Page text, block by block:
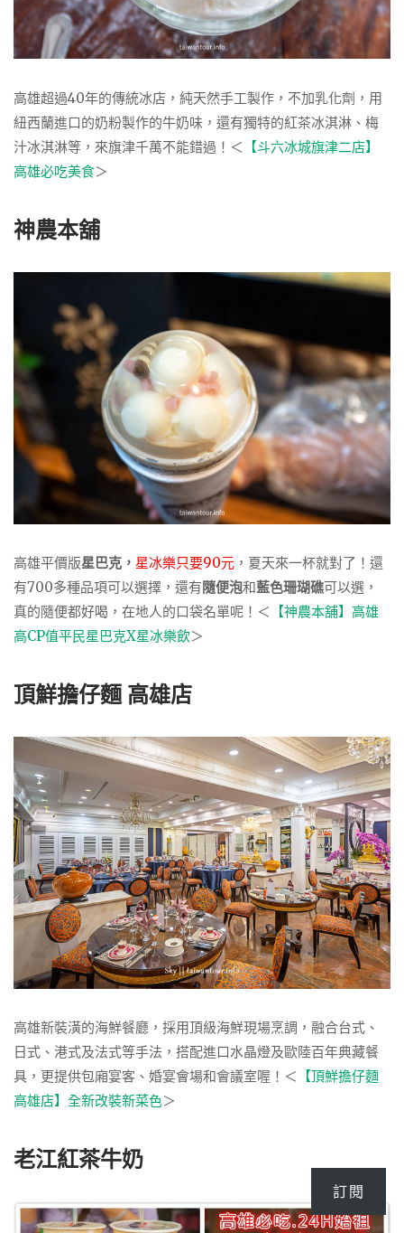
高雄超過40年的傳統冰店，純天然手工製作，不加乳化劑，用
紐西蘭進口的奶粉製作的牛奶味，還有獨特的紅茶冰淇淋、梅
汁冰淇淋等，來旗津千萬不能錯過！＜
【斗六冰城旗津二店】
高雄必吃美食＞
神農本舖
高雄平價版星巴克， 星冰樂只要90元 ，夏天來一杯就對了！還
有700多種品項可以選擇，還有隨便泡和藍色珊瑚礁可以選，
真的隨便都好喝，在地人的口袋名單呢！＜
【神農本舖】高雄
高CP值平民星巴克X星冰樂飲＞
頂鮮擔仔麵 高雄店
高雄新裝潢的海鮮餐廳，採用頂級海鮮現場烹調，融合台式、
日式、港式及法式等手法，搭配進口水晶燈及歐陸百年典藏餐
具，更提供包廂宴客、婚宴會場和會議室喔！＜
【頂鮮擔仔麵
高雄店】全新改裝新菜色＞
老江紅茶牛奶
訂閱